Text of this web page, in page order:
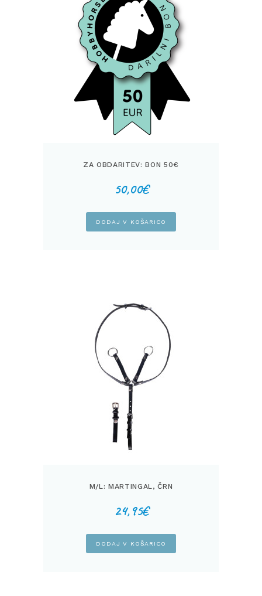
ZA OBDARITEV: BON 50€
50,00€
DODAJ V KOŠARICO
M/L: MARTINGAL, ČRN
24,95€
DODAJ V KOŠARICO